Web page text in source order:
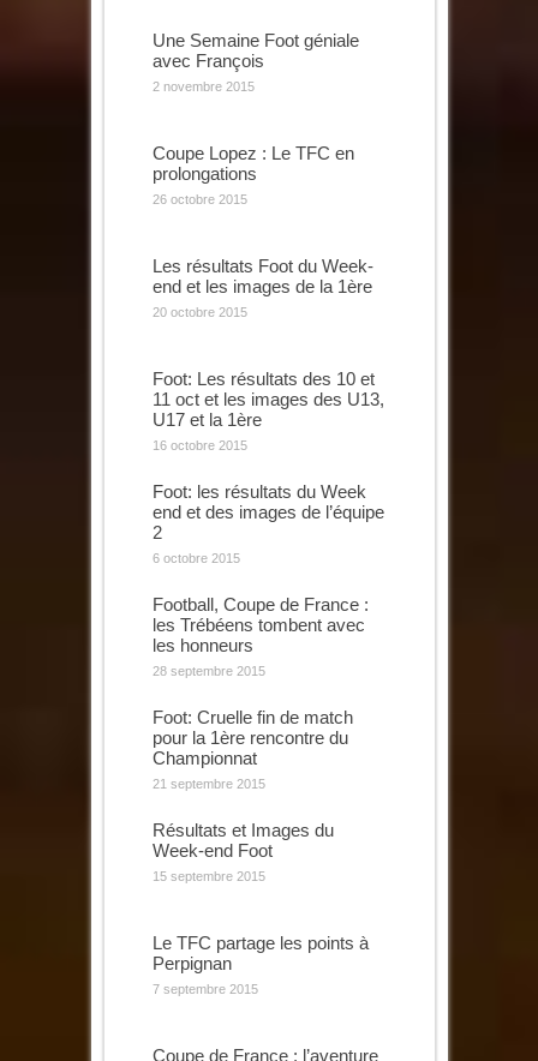
Une Semaine Foot géniale
avec François
2 novembre 2015
Coupe Lopez : Le TFC en
prolongations
26 octobre 2015
Les résultats Foot du Week-
end et les images de la 1ère
20 octobre 2015
Foot: Les résultats des 10 et
11 oct et les images des U13,
U17 et la 1ère
16 octobre 2015
Foot: les résultats du Week
end et des images de l’équipe
2
6 octobre 2015
Football, Coupe de France :
les Trébéens tombent avec
les honneurs
28 septembre 2015
Foot: Cruelle fin de match
pour la 1ère rencontre du
Championnat
21 septembre 2015
Résultats et Images du
Week-end Foot
15 septembre 2015
Le TFC partage les points à
Perpignan
7 septembre 2015
Coupe de France : l’aventure